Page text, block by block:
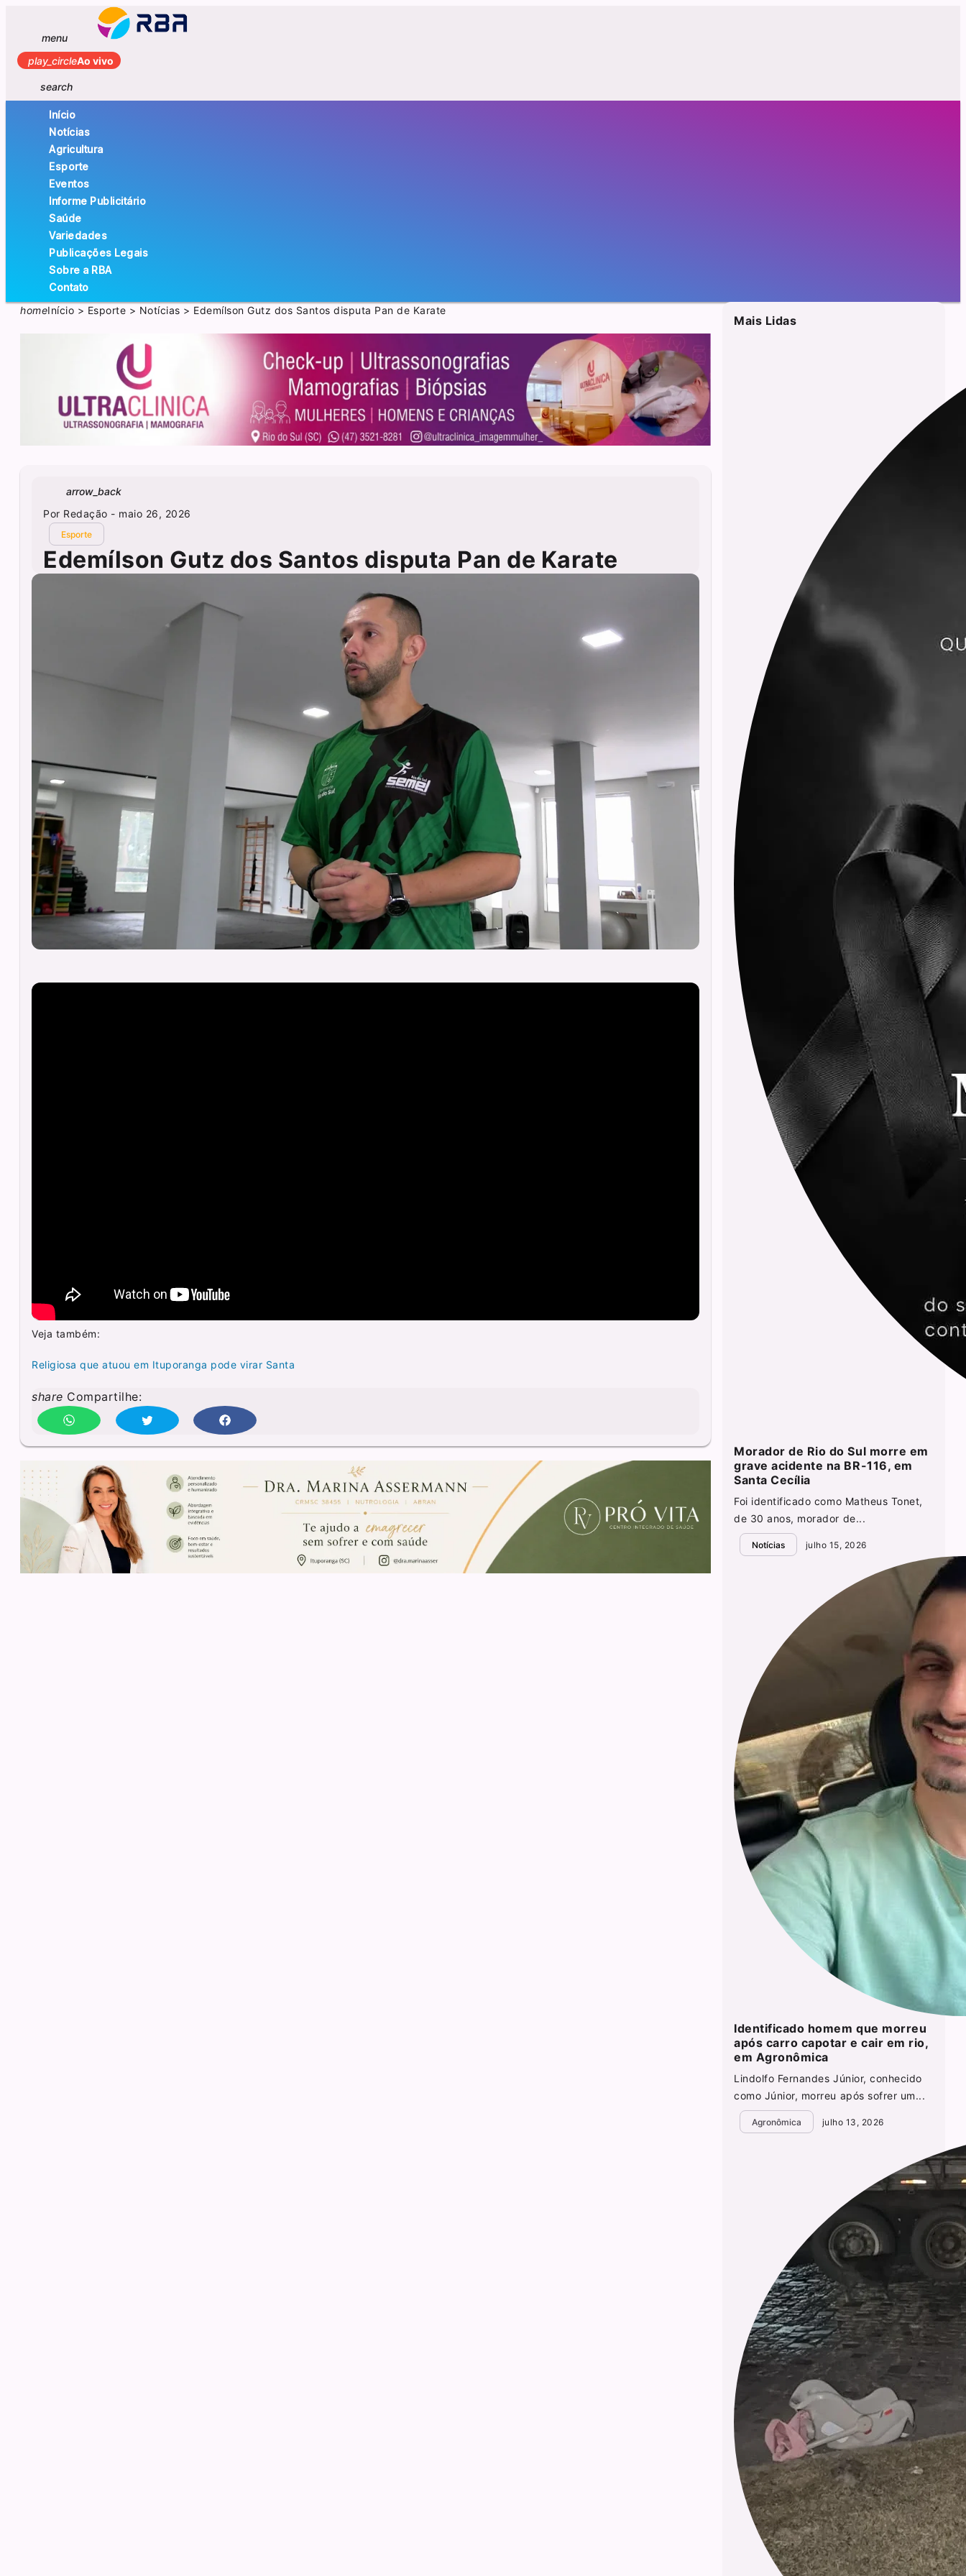
menu
play_circleAo vivo
search
Início
Notícias
Agricultura
Esporte
Eventos
Informe Publicitário
Saúde
Variedades
Publicações Legais
Sobre a RBA
Contato
homeInício > Esporte > Notícias > Edemílson Gutz dos Santos disputa Pan de Karate
arrow_back
Por Redação - maio 26, 2026
Esporte
Edemílson Gutz dos Santos disputa Pan de Karate
Veja também:
Religiosa que atuou em Ituporanga pode virar Santa
share Compartilhe:
Mais Lidas
Morador de Rio do Sul morre em
grave acidente na BR-116, em
Santa Cecília
Foi identificado como Matheus Tonet,
de 30 anos, morador de...
Notícias julho 15, 2026
Identificado homem que morreu
após carro capotar e cair em rio,
em Agronômica
Lindolfo Fernandes Júnior, conhecido
como Júnior, morreu após sofrer um...
Agronômica julho 13, 2026